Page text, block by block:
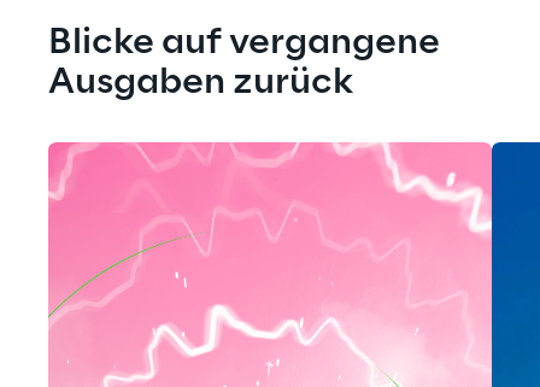
Blicke auf vergangene
Ausgaben zurück